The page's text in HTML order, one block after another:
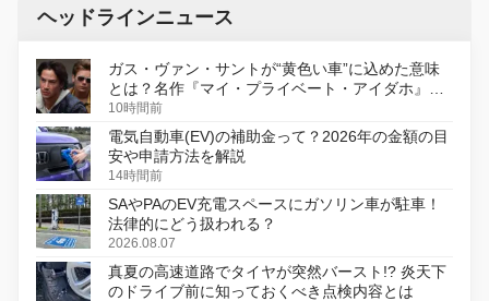
ヘッドラインニュース
ガス・ヴァン・サントが“黄色い車”に込めた意味
とは？名作『マイ・プライベート・アイダホ』が
初のデジタルリマスター版で復活
10時間前
電気自動車(EV)の補助金って？2026年の金額の目
安や申請方法を解説
14時間前
SAやPAのEV充電スペースにガソリン車が駐車！
法律的にどう扱われる？
2026.08.07
真夏の高速道路でタイヤが突然バースト!? 炎天下
のドライブ前に知っておくべき点検内容とは